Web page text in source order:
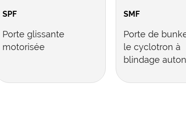
SPF
Porte glissante
motorisée
SMF
Porte de
le cyclotron à
blindage